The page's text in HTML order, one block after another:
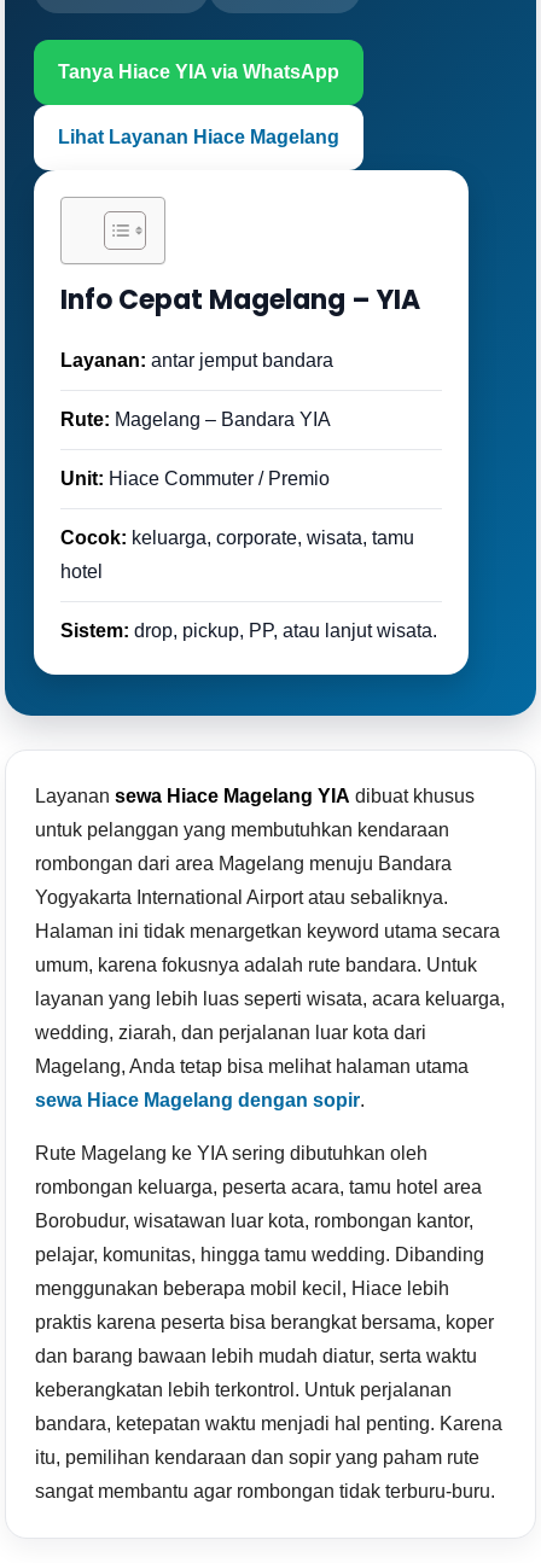
Tanya Hiace YIA via WhatsApp
Lihat Layanan Hiace Magelang
Info Cepat Magelang – YIA
Layanan: antar jemput bandara
Rute: Magelang – Bandara YIA
Unit: Hiace Commuter / Premio
Cocok: keluarga, corporate, wisata, tamu
hotel
Sistem: drop, pickup, PP, atau lanjut wisata.
Layanansewa Hiace Magelang YIA dibuat khusus
untuk pelanggan yang membutuhkan kendaraan
rombongan dari area Magelang menuju Bandara
Yogyakarta International Airport atau sebaliknya.
Halaman ini tidak menargetkan keyword utama secara
umum, karena fokusnya adalah rute bandara. Untuk
layanan yang lebih luas seperti wisata, acara keluarga,
wedding, ziarah, dan perjalanan luar kota dari
Magelang, Anda tetap bisa melihat halaman utama
sewa Hiace Magelang dengan sopir.
Rute Magelang ke YIA sering dibutuhkan oleh
rombongan keluarga, peserta acara, tamu hotel area
Borobudur, wisatawan luar kota, rombongan kantor,
pelajar, komunitas, hingga tamu wedding. Dibanding
menggunakan beberapa mobil kecil, Hiace lebih
praktis karena peserta bisa berangkat bersama, koper
dan barang bawaan lebih mudah diatur, serta waktu
keberangkatan lebih terkontrol. Untuk perjalanan
bandara, ketepatan waktu menjadi hal penting. Karena
itu, pemilihan kendaraan dan sopir yang paham rute
sangat membantu agar rombongan tidak terburu-buru.